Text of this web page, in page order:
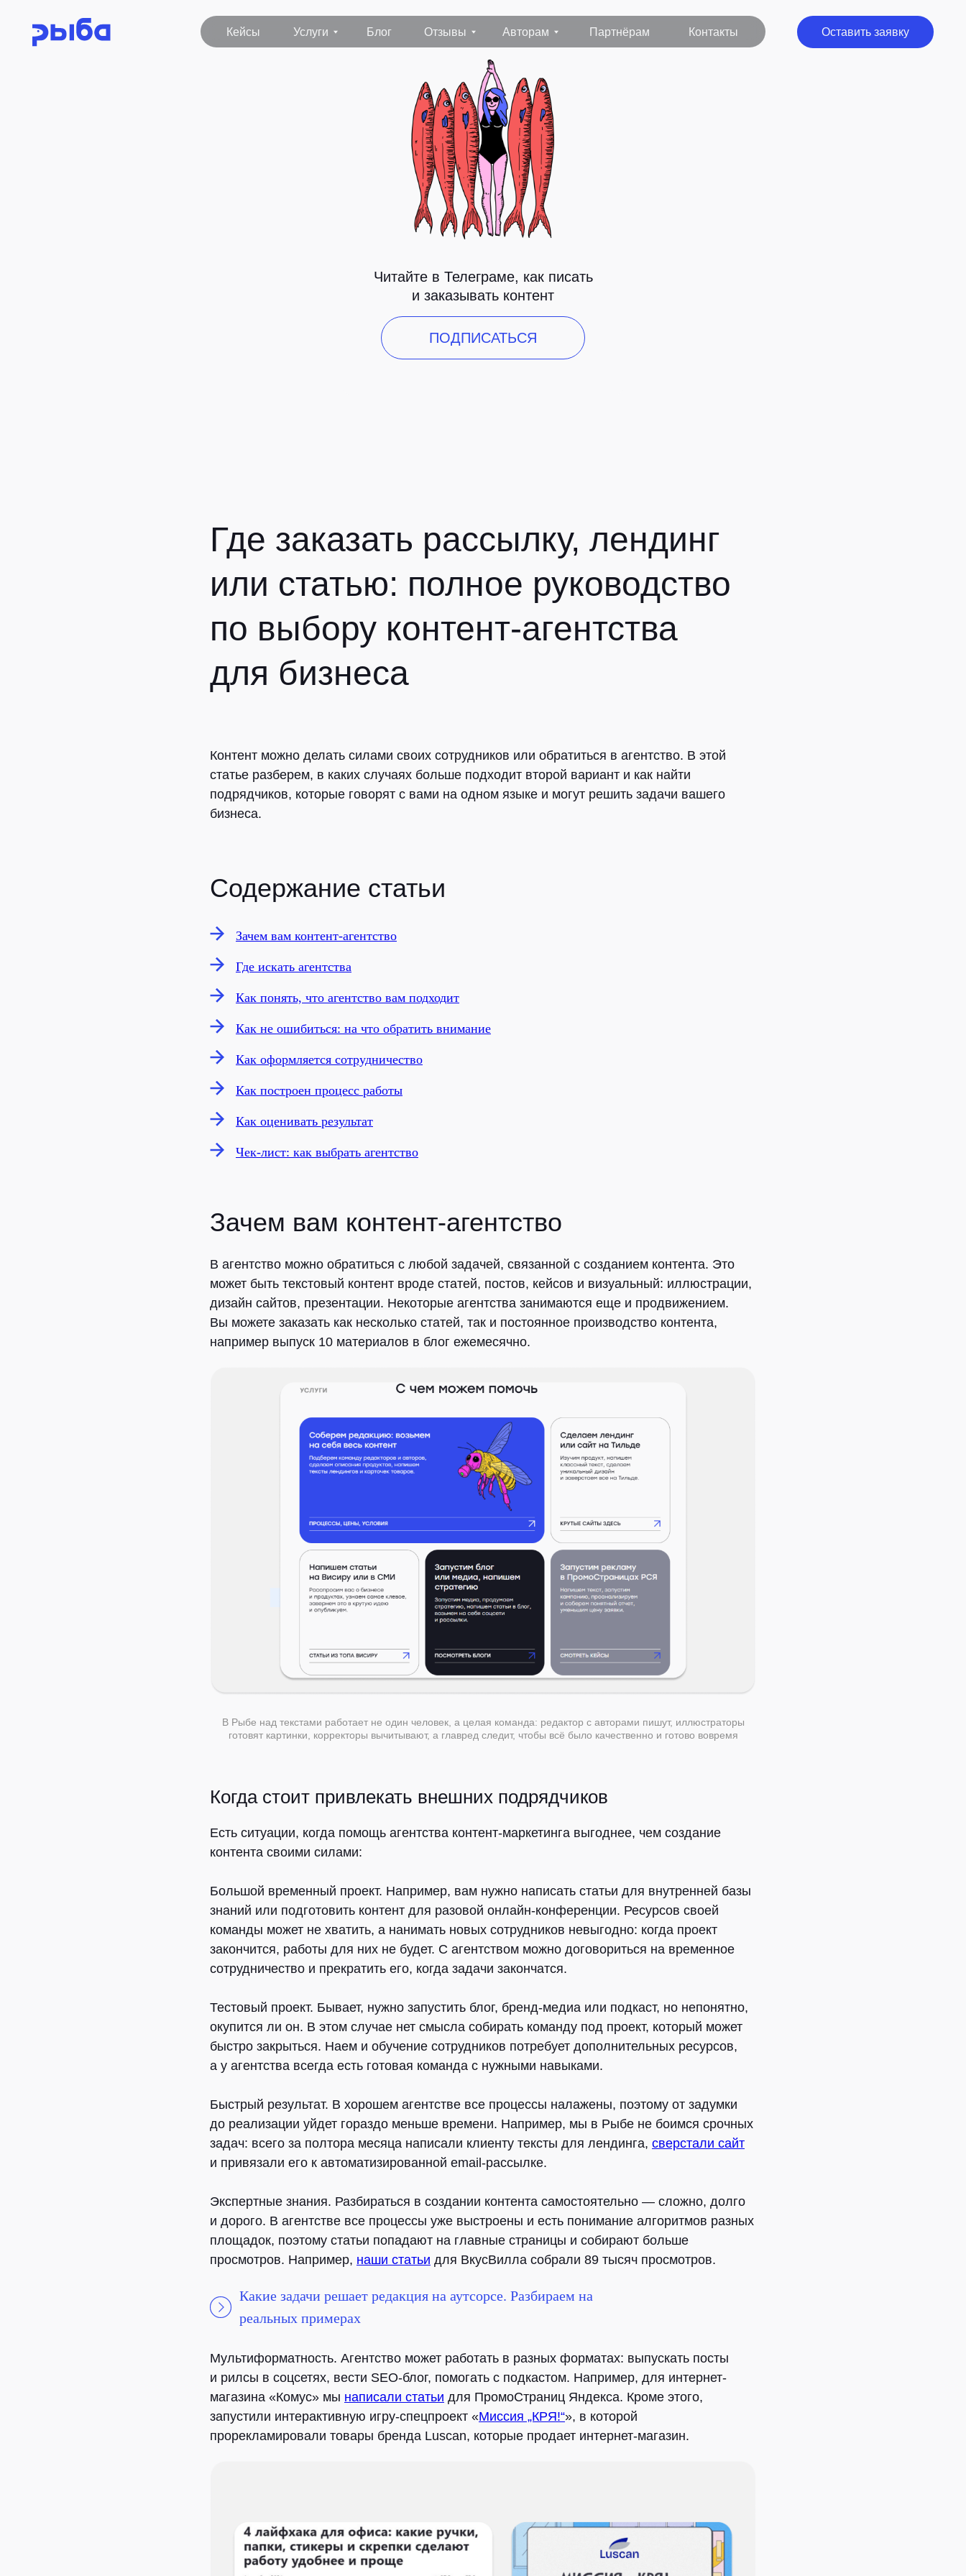
Контакты
Партнёрам
Авторам
Отзывы
Блог
Кейсы Оставить заявку
Читайте в Телеграме, как писать
и заказывать контент
ПОДПИСАТЬСЯ
Где заказать рассылку, лендинг
или статью: полное руководство
по выбору контент-агентства
для бизнеса
Контент можно делать силами своих сотрудников или обратиться в агентство. В этой
статье разберем, в каких случаях больше подходит второй вариант и как найти
подрядчиков, которые говорят с вами на одном языке и могут решить задачи вашего
бизнеса.
Содержание статьи
Зачем вам контент-агентство
Где искать агентства
Как понять, что агентство вам подходит
Как не ошибиться: на что обратить внимание
Как оформляется сотрудничество
Как построен процесс работы
Как оценивать результат
Чек-лист: как выбрать агентство
Зачем вам контент-агентство
В агентство можно обратиться с любой задачей, связанной с созданием контента. Это
может быть текстовый контент вроде статей, постов, кейсов и визуальный: иллюстрации,
дизайн сайтов, презентации. Некоторые агентства занимаются еще и продвижением.
Вы можете заказать как несколько статей, так и постоянное производство контента,
например выпуск 10 материалов в блог ежемесячно.
В Рыбе над текстами работает не один человек, а целая команда: редактор с авторами пишут, иллюстраторы
готовят картинки, корректоры вычитывают, а главред следит, чтобы всё было качественно и готово вовремя
Когда стоит привлекать внешних подрядчиков
Есть ситуации, когда помощь агентства контент-маркетинга выгоднее, чем создание
контента своими силами:
Большой временный проект. Например, вам нужно написать статьи для внутренней базы
знаний или подготовить контент для разовой онлайн-конференции. Ресурсов своей
команды может не хватить, а нанимать новых сотрудников невыгодно: когда проект
закончится, работы для них не будет. С агентством можно договориться на временное
сотрудничество и прекратить его, когда задачи закончатся.
Тестовый проект. Бывает, нужно запустить блог, бренд-медиа или подкаст, но непонятно,
окупится ли он. В этом случае нет смысла собирать команду под проект, который может
быстро закрыться. Наем и обучение сотрудников потребует дополнительных ресурсов,
а у агентства всегда есть готовая команда с нужными навыками.
Быстрый результат. В хорошем агентстве все процессы налажены, поэтому от задумки
до реализации уйдет гораздо меньше времени. Например, мы в Рыбе не боимся срочных
задач: всего за полтора месяца написали клиенту тексты для лендинга, сверстали сайт
и привязали его к автоматизированной email-рассылке.
Экспертные знания. Разбираться в создании контента самостоятельно — сложно, долго
и дорого. В агентстве все процессы уже выстроены и есть понимание алгоритмов разных
площадок, поэтому статьи попадают на главные страницы и собирают больше
просмотров. Например, наши статьи для ВкусВилла собрали 89 тысяч просмотров.
Какие задачи решает редакция на аутсорсе. Разбираем на
реальных примерах
Мультиформатность. Агентство может работать в разных форматах: выпускать посты
и рилсы в соцсетях, вести SEO-блог, помогать с подкастом. Например, для интернет-
магазина «Комус» мы написали статьи для ПромоСтраниц Яндекса. Кроме этого,
запустили интерактивную игру-спецпроект «Миссия „КРЯ!“», в которой
прорекламировали товары бренда Luscan, которые продает интернет-магазин.